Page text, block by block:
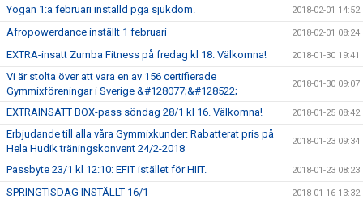
Yogan 1:a februari inställd pga sjukdom. 2018-02-01 14:52
Afropowerdance inställt 1 februari 2018-02-01 08:24
EXTRA-insatt Zumba Fitness på fredag kl 18. Välkomna! 2018-01-30 19:41
Vi är stolta över att vara en av 156 certifierade
Gymmixföreningar i Sverige &#128077;&#128522;
2018-01-30 09:07
EXTRAINSATT BOX-pass söndag 28/1 kl 16. Välkomna! 2018-01-25 08:42
Erbjudande till alla våra Gymmixkunder: Rabatterat pris på
Hela Hudik träningskonvent 24/2-2018
2018-01-23 09:34
Passbyte 23/1 kl 12:10: EFIT istället för HIIT. 2018-01-23 08:23
SPRINGTISDAG INSTÄLLT 16/1 2018-01-16 13:32